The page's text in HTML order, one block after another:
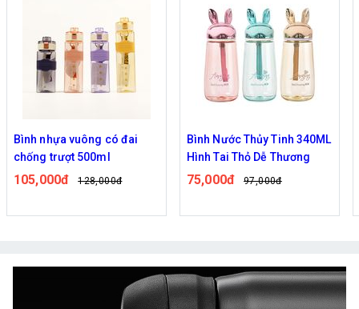
Bình nhựa vuông có đai
chống trượt 500ml
105,000đ 128,000đ
Bình Nước Thủy Tinh 340ML
Hình Tai Thỏ Dễ Thương
75,000đ 97,000đ